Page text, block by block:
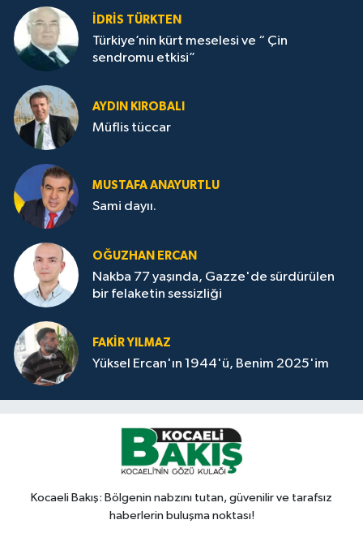
İDRİS TÜRKTEN
Türkiye’nin kürt meselesi ve “ Çin
sendromu etkisi”
AYDIN KIROBALI
Müflis tüccar
MUSTAFA ANAYURTLU
Sami dayıı.
OĞUZHAN ERCAN
Nakba 77 yaşında, Gazze'de sürdürülen
bir felaketin sessizliği
FAKİR YILMAZ
Yüksel Ercan'ın 1944'ü, Benim 2025'im
Kocaeli Bakış: Bölgenin nabzını tutan, güvenilir ve tarafsız
haberlerin buluşma noktası!